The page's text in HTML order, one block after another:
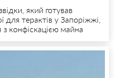
який готував
для терактів у Запоріжжі,
з конфіскацією майна